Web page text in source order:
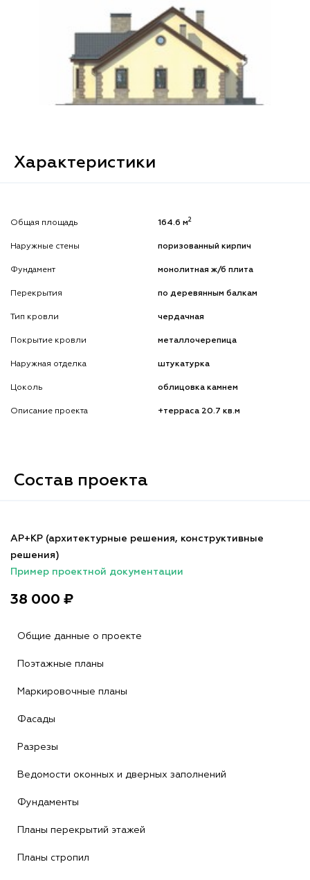
Характеристики
Общая площадь 164.6 м2
Наружные стены поризованный кирпич
Фундамент монолитная ж/б плита
Перекрытия по деревянным балкам
Тип кровли чердачная
Покрытие кровли металлочерепица
Наружная отделка штукатурка
Цоколь облицовка камнем
Описание проекта +терраса 20.7 кв.м
Состав проекта
АР+КР (архитектурные решения, конструктивные
решения)
Пример проектной документации
38 000 ₽
Общие данные о проекте
Поэтажные планы
Маркировочные планы
Фасады
Разрезы
Ведомости оконных и дверных заполнений
Фундаменты
Планы перекрытий этажей
Планы стропил